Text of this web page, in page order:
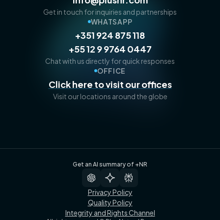
Get in touch for inquiries and partnerships
WHATSAPP
+351 924 875 118
+55 12 9 9764 0447
Chat with us directly for quick responses
OFFICE
Click here to visit our offices
Visit our locations around the globe
Get an AI summary of +NR
Privacy Policy
Quality Policy
Integrity and Rights Channel